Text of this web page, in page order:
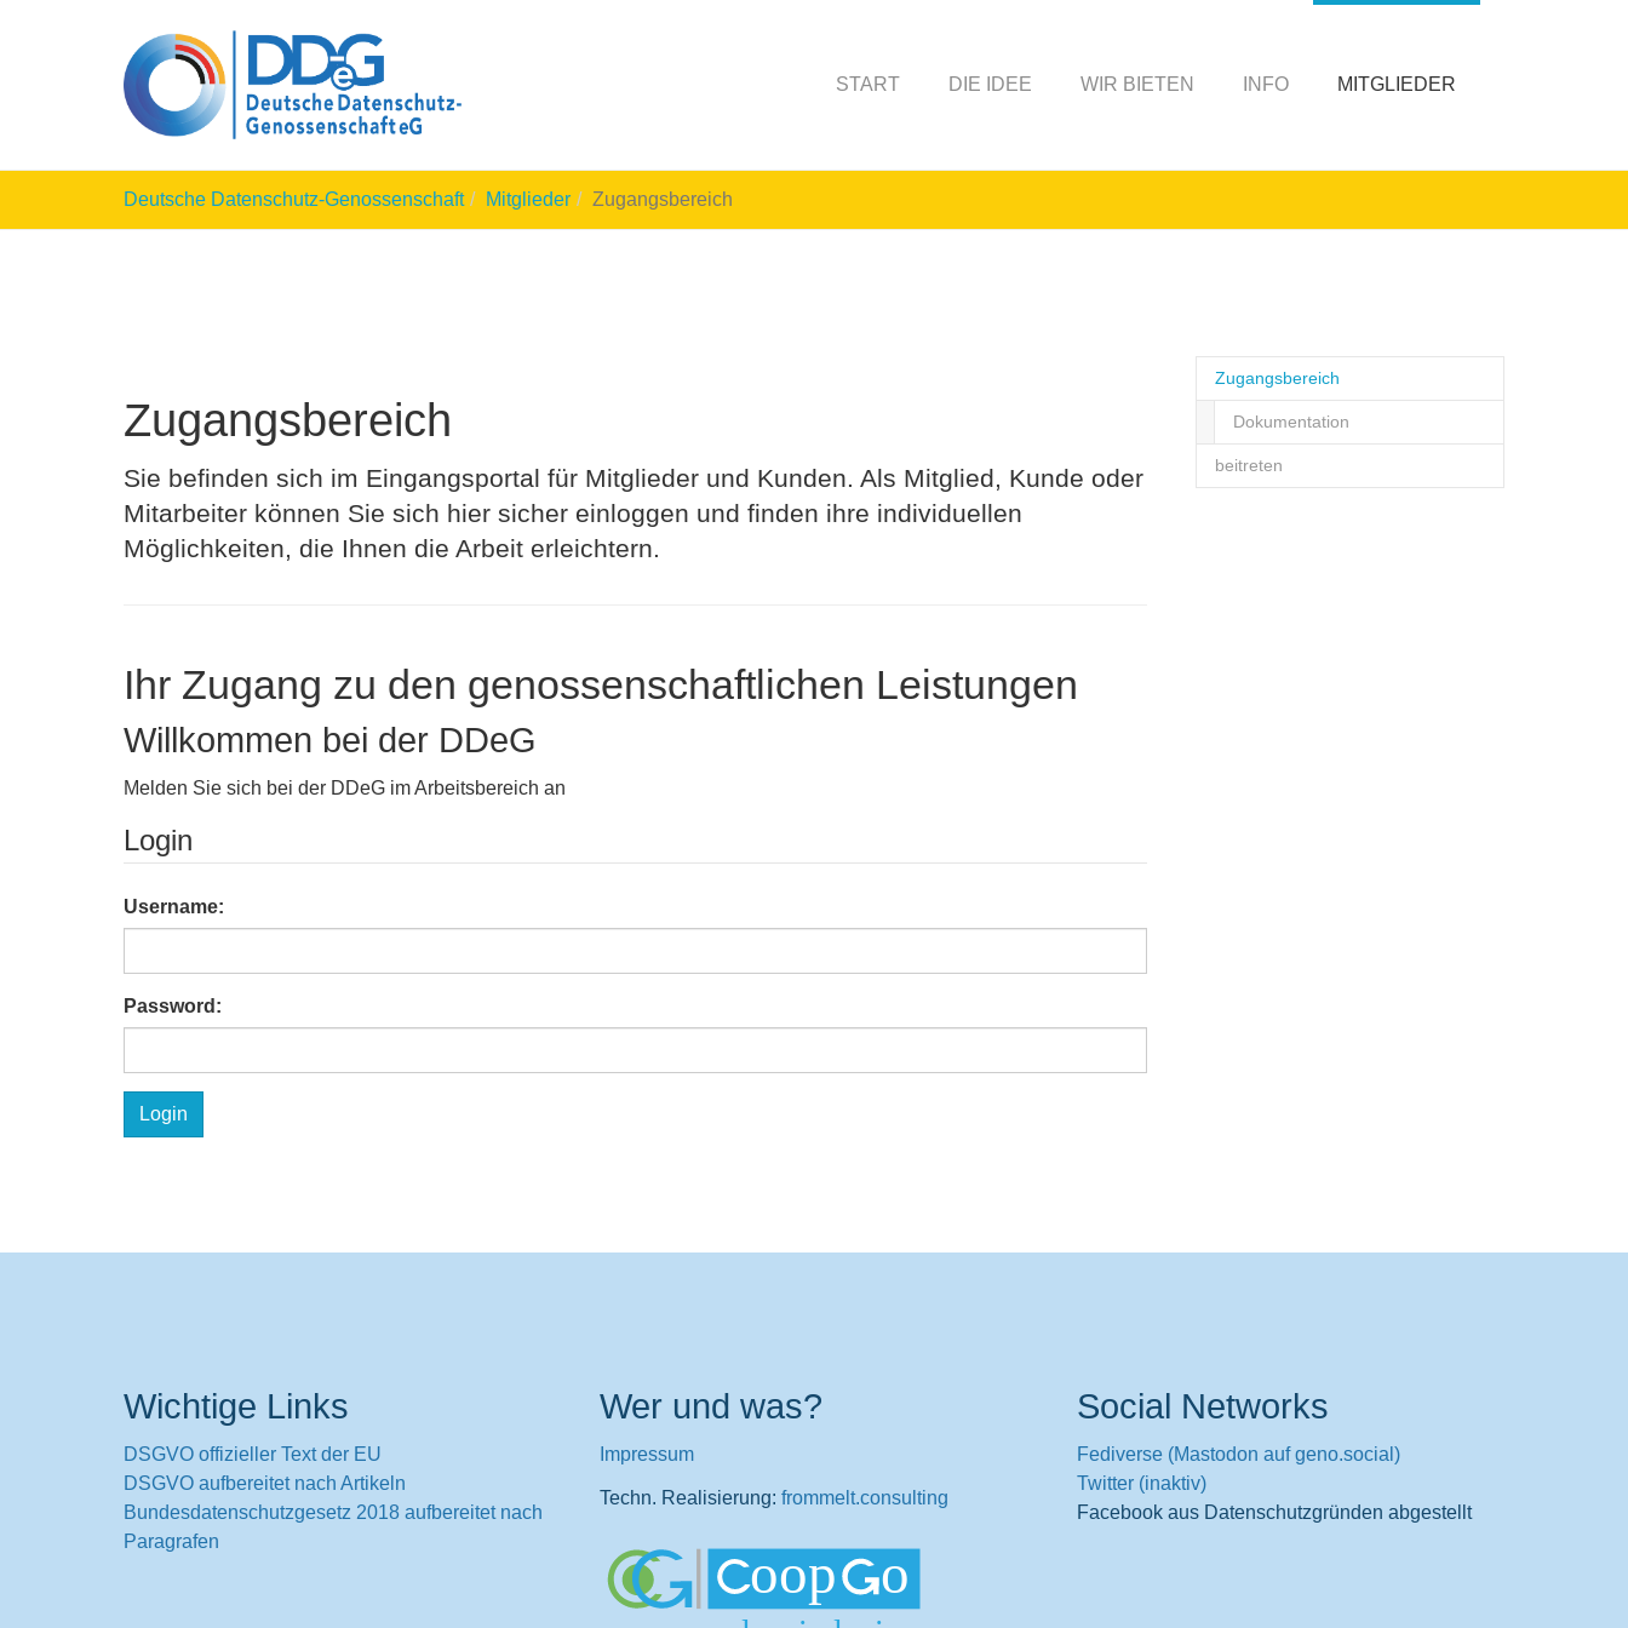
START DIE IDEE WIR BIETEN INFO MITGLIEDER
are
Deutsche Datenschutz-Genossenschaft Mitglieder Zugangsbereich
Zugangsbereich
Sie befinden sich im Eingangsportal für Mitglieder und Kunden. Als Mitglied, Kunde oder
Mitarbeiter können Sie sich hier sicher einloggen und finden ihre individuellen
Möglichkeiten, die Ihnen die Arbeit erleichtern.
Ihr Zugang zu den genossenschaftlichen Leistungen
Willkommen bei der DDeG
Melden Sie sich bei der DDeG im Arbeitsbereich an
Login
Username:
Password:
Zugangsbereich
Dokumentation
beitreten
Wichtige Links
DSGVO offizieller Text der EU
DSGVO aufbereitet nach Artikeln
Bundesdatenschutzgesetz 2018 aufbereitet nach
Paragrafen
Wer und was?
Impressum
Techn. Realisierung: frommelt.consulting
Social Networks
Fediverse (Mastodon auf geno.social)
Twitter (inaktiv)
Facebook aus Datenschutzgründen abgestellt